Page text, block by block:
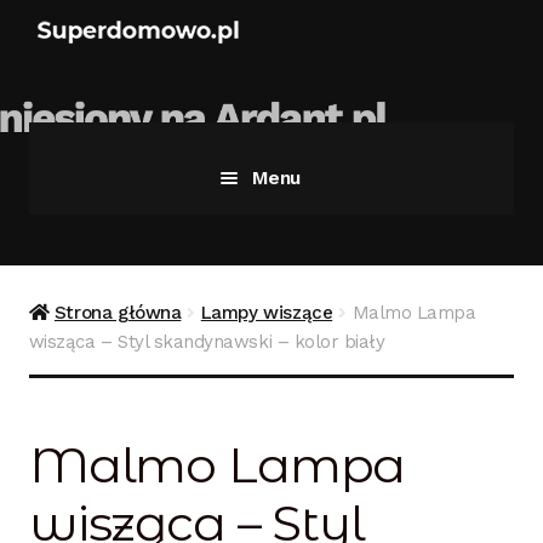
Menu
Bezpieczne zakupy
Strona główna Lampy wiszące
Malmo Lampa
wisząca – Styl skandynawski – kolor biały
Malmo Lampa
wisząca – Styl